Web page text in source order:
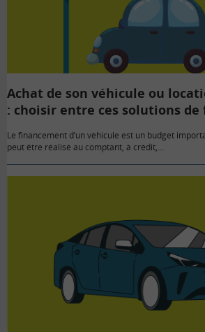
Achat de son véhicule ou
: choisir entre ces solutions
Le financement d’un véhicule est un budget
peut être réalisé au comptant, à crédit,…